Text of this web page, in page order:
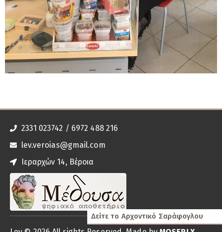
Δείτε το Αρχοντικό Σαράφογλου
2331 023742 / 6972 488 216
lev.veroias@gmail.com
Ιεραρχών 14, Βέροια